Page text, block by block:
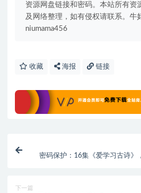
资源网盘链接和密码。本站所有资
及网络整理，如有侵权请联系。牛
niumama456
收藏 海报 链接
密码保护：16集《爱学习古诗》
下一篇